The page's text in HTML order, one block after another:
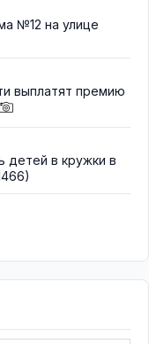
№12 на улице
выплатят премию
детей в кружки в